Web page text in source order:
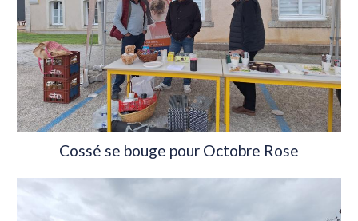
Cossé se bouge pour Octobre Rose